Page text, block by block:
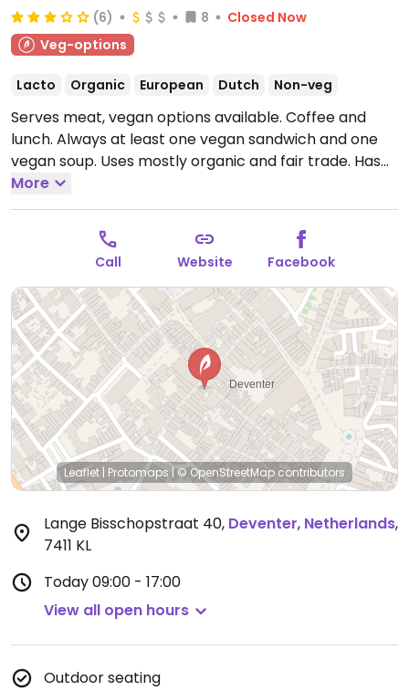
(6) 8
Closed Now
Veg-options
Lacto Organic European Dutch Non-veg
Serves meat, vegan options available. Coffee and
lunch. Always at least one vegan sandwich and one
vegan soup. Uses mostly organic and fair trade. Has
oat and soya milks for drinks.
17:00.
More
Call Website Facebook
Leaflet | Protomaps|© OpenStreetMapcontributors
Lange Bisschopstraat 40, Deventer, Netherlands,
7411 KL
Today09:00 - 17:00
View all open hours
Outdoor seating